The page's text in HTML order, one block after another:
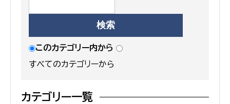
このカテゴリー内から
すべてのカテゴリーから
カテゴリー一覧